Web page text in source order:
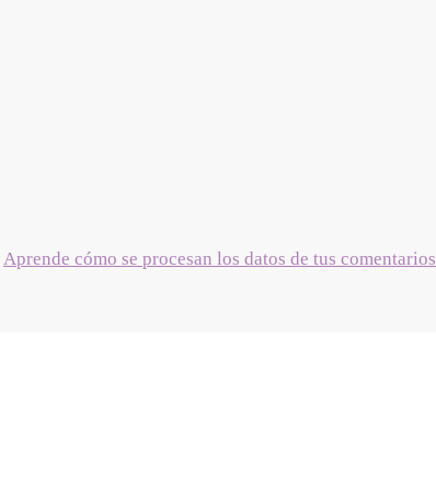
Aprende cómo se procesan los datos de tus comentarios